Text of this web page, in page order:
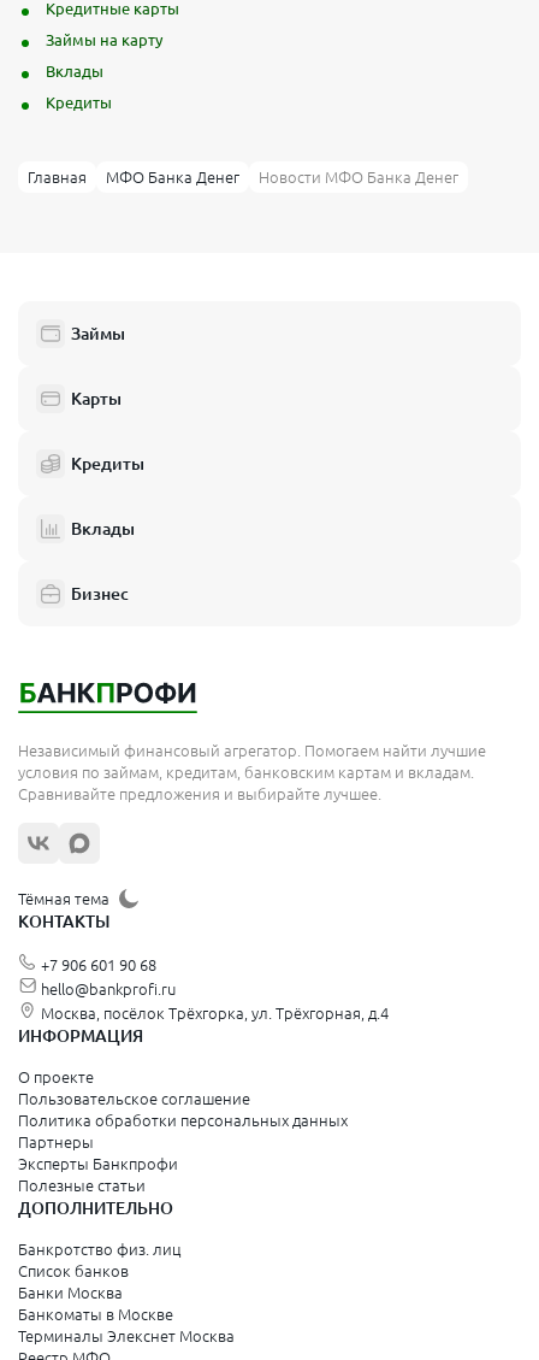
Кредитные карты
Займы на карту
Вклады
Кредиты
Главная МФО Банка Денег Новости МФО Банка Денег
Займы
Карты
Кредиты
Вклады
Бизнес
Независимый финансовый агрегатор. Помогаем найти лучшие
условия по займам, кредитам, банковским картам и вкладам.
Сравнивайте предложения и выбирайте лучшее.
Тёмная тема
КОНТАКТЫ
+7 906 601 90 68
hello@bankprofi.ru
Москва, посёлок Трёхгорка, ул. Трёхгорная, д.4
ИНФОРМАЦИЯ
О проекте
Пользовательское соглашение
Политика обработки персональных данных
Партнеры
Эксперты Банкпрофи
Полезные статьи
ДОПОЛНИТЕЛЬНО
Банкротство физ. лиц
Список банков
Банки Москва
Банкоматы в Москве
Терминалы Элекснет Москва